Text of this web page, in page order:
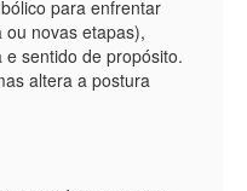
para enfrentar
novas etapas),
sentido de propósito.
altera a postura